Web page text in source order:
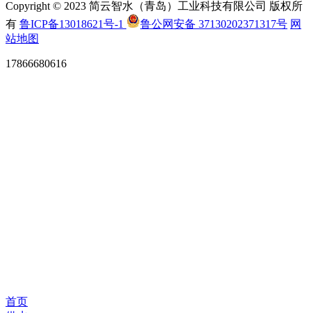
Copyright © 2023 简云智水（青岛）工业科技有限公司 版权所
有 鲁ICP备13018621号-1 鲁公网安备 37130202371317号 网
站地图
17866680616
首页